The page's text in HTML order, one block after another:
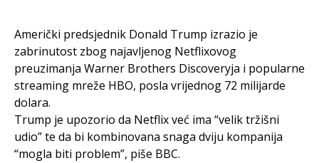
Američki predsjednik Donald Trump izrazio je
zabrinutost zbog najavljenog Netflixovog
preuzimanja Warner Brothers Discoveryja i popularne
streaming mreže HBO, posla vrijednog 72 milijarde
dolara.
Trump je upozorio da Netflix već ima “velik tržišni
udio” te da bi kombinovana snaga dviju kompanija
“mogla biti problem”, piše BBC.